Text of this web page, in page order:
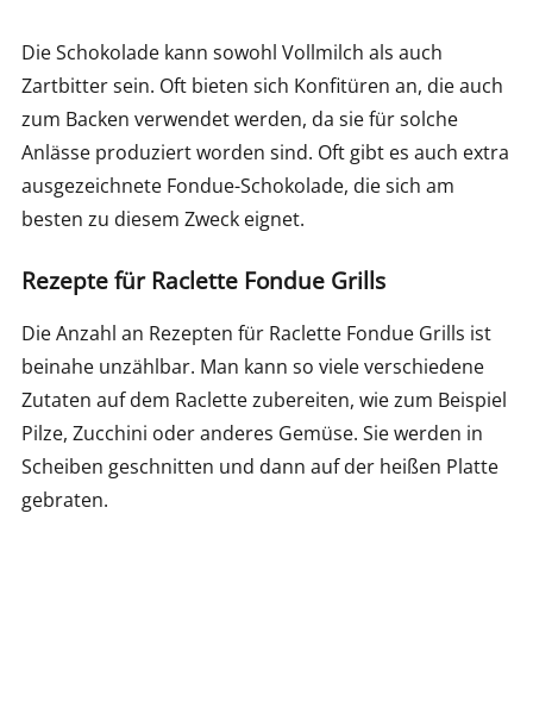
Die Schokolade kann sowohl Vollmilch als auch
Zartbitter sein. Oft bieten sich Konfitüren an, die auch
zum Backen verwendet werden, da sie für solche
Anlässe produziert worden sind. Oft gibt es auch extra
ausgezeichnete Fondue-Schokolade, die sich am
besten zu diesem Zweck eignet.
Rezepte für Raclette Fondue Grills
Die Anzahl an Rezepten für Raclette Fondue Grills ist
beinahe unzählbar. Man kann so viele verschiedene
Zutaten auf dem Raclette zubereiten, wie zum Beispiel
Pilze, Zucchini oder anderes Gemüse. Sie werden in
Scheiben geschnitten und dann auf der heißen Platte
gebraten.